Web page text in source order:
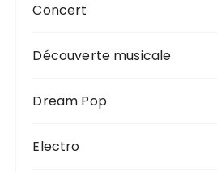
Concert
Découverte musicale
Dream Pop
Electro